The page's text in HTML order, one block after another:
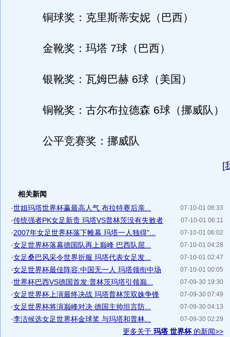
铜球奖：克里斯蒂安妮（巴西）
金靴奖：玛塔 7球（巴西）
银靴奖：瓦姆巴赫 6球（美国）
铜靴奖：古尔布拉德森 6球（挪威队）
公平竞赛奖：挪威队
[
相关新闻
07-10-01 06:33
·世姐玛塔世界杯赢最高人气 布拉特赛后亲...
07-10-01 06:11
·传统强者PK女足新贵 玛塔VS普林茨没有失败者
07-10-01 06:02
·2007年女足世界杯落下帷幕 玛塔一人独得"...
07-10-01 04:28
·女足世界杯落幕德国队再上巅峰 巴西队屈...
07-10-01 02:47
·女足桑巴风采令世界折服 玛塔代表女足发...
07-10-01 00:05
·女足世界杯最佳阵容:中国无一人 玛塔领衔中场
07-09-30 19:30
·世界杯巴西VS德国首发:普林茨玛塔引领巅...
07-09-30 07:49
·女足世界杯上演最终决战 玛塔普林茨双姝争锋
07-09-30 04:13
·女足世界杯将演巅峰对决 德国主帅坦言防...
07-09-30 02:29
·李洁候选女足世界杯金球奖 与玛塔和普林...
更多关于 玛塔 世界杯的新闻>>